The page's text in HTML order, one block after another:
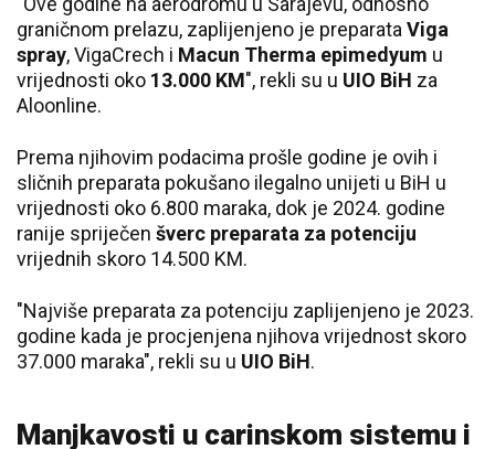
graničnom prelazu, zaplijenjeno je preparata Viga
spray, VigaCrech i Macun Therma epimedyum u
vrijednosti oko 13.000 KM", rekli su u UIO BiH za
Aloonline.
Prema njihovim podacima prošle godine je ovih i
sličnih preparata pokušano ilegalno unijeti u BiH u
vrijednosti oko 6.800 maraka, dok je 2024. godine
ranije spriječen šverc preparata za potenciju
vrijednih skoro 14.500 KM.
"Najviše preparata za potenciju zaplijenjeno je 2023.
godine kada je procjenjena njihova vrijednost skoro
37.000 maraka", rekli su u UIO BiH.
Manjkavosti u carinskom sistemu i